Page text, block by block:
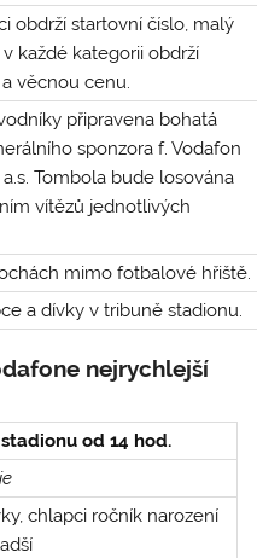
obdrží startovní číslo, malý
každé kategorii obdrží
věcnou cenu.
připravena bohatá
sponzora f. Vodafon
Tombola bude losována
vítězů jednotlivých
mimo fotbalové hřiště.
a dívky v tribuně stadionu.
nejrychlejší
od 14 hod.
chlapci ročník narození